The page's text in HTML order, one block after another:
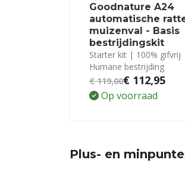
Goodnature A24
automatische
muizenval - Basis
bestrijdingskit
Starter kit | 100% gifvrij
Humane bestrijding
€119,00€ 112,95
Op voorraad
Plus- en